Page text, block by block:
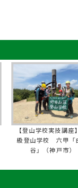
【登山学校実技講座
級登山学校 六甲「
谷」（神戸市）